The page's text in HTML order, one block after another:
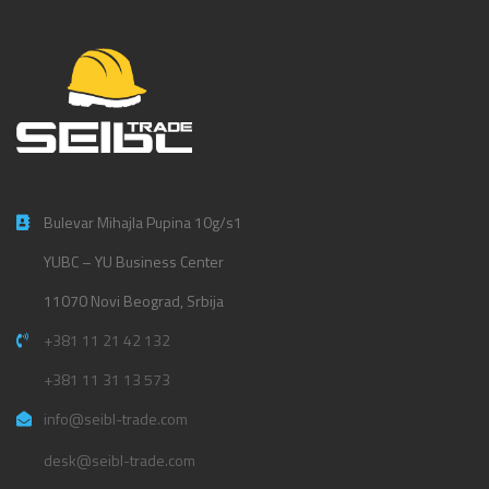
Bulevar Mihajla Pupina 10g/s1
YUBC – YU Business Center
11070 Novi Beograd, Srbija
+381 11 21 42 132
+381 11 31 13 573
info@seibl-trade.com
desk@seibl-trade.com